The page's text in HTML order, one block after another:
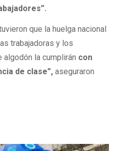
que la huelga nacional
trabajadoras y los
la cumplirán con
de clase”, aseguraron